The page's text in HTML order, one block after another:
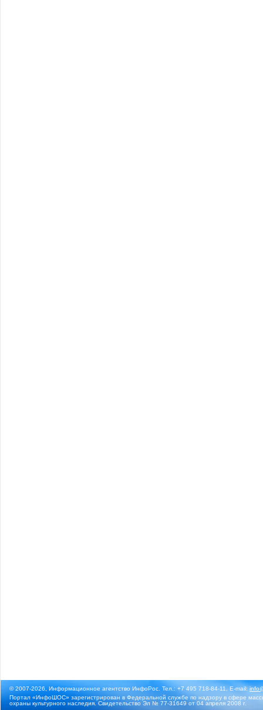
© 2007-2026, Информационное агентство ИнфоРос. Тел.: +7 495 718-84-11, E-mail:
Портал «ИнфоШОС» зарегистрирован в Федеральной службе по надзору в сфере
охраны культурного наследия. Свидетельство Эл № 77-31649 от 04 апреля 2008 г.